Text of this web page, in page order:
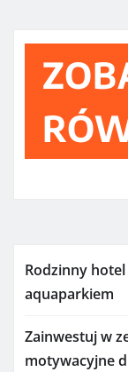
Rodzinny
aquaparkiem
Zainwestuj w
motywacyjne